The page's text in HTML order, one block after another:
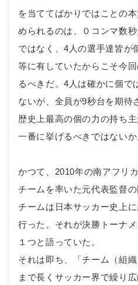
を当ててばかりではことの
められるのは、０コンマ数
ではなく、4人の選手達皆が
等に有していたからこそ今
るべきだ。4人は確かに個で
ないが、全員が9秒台を期待
歴史上最高の個の力の持ち
一番に挙げるべきではないか
かつて、2010年の南アフリ
チームを率いた元代表監督
チームは日本サッカー史上
行った、それが決勝トーナ
１つと語っていた。
それは即ち、「チーム（組
まで長くサッカー界で繰り